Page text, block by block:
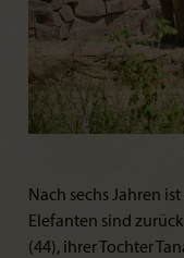
Nach sechs Jahren
Elefanten sind
(44), ihrer Tochter